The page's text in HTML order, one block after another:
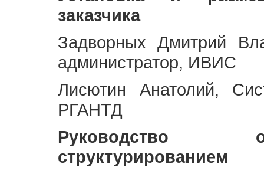
заказчика
Задворных Дмитрий
администратор, ИВИС
Лисютин Анатолий,
РГАНТД
Руководство
структурированием